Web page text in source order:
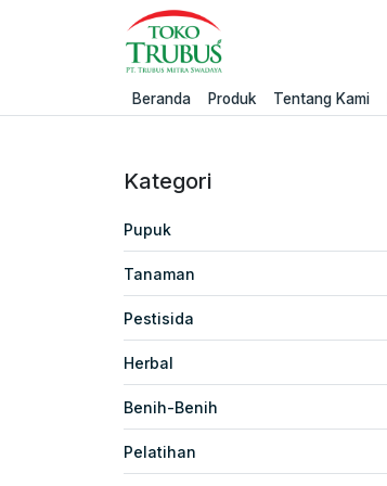
Beranda Produk Tentang Kami
Kategori
Pupuk
Tanaman
Pestisida
Herbal
Benih-Benih
Pelatihan